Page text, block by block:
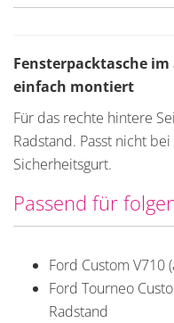
Fensterpacktasche
einfach montiert
Für das rechte hintere
Radstand. Passt nicht
Sicherheitsgurt.
Passend für
Ford Custom V710
Ford Tourneo
Radstand